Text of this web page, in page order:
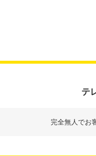
テ
完全無人でお